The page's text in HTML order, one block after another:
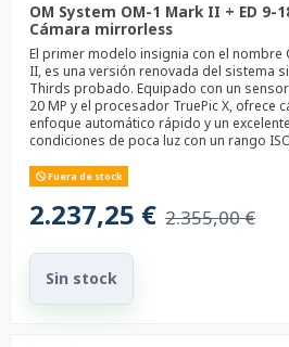
OM System OM-1 Mark II + ED
Cámara mirrorless
El primer modelo insignia con el nombre
II, es una versión renovada del sistema
Thirds probado. Equipado con un
20 MP y el procesador TruePic X, ofrece
enfoque automático rápido y un
condiciones de poca luz con un rango
Fuera de stock
2.237,25 € 2.355,00 €
Sin stock